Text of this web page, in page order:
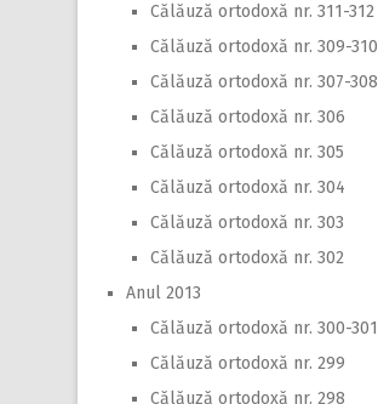
Călăuză ortodoxă nr. 311-312
Călăuză ortodoxă nr. 309-310
Călăuză ortodoxă nr. 307-308
Călăuză ortodoxă nr. 306
Călăuză ortodoxă nr. 305
Călăuză ortodoxă nr. 304
Călăuză ortodoxă nr. 303
Călăuză ortodoxă nr. 302
Anul 2013
Călăuză ortodoxă nr. 300-301
Călăuză ortodoxă nr. 299
Călăuză ortodoxă nr. 298